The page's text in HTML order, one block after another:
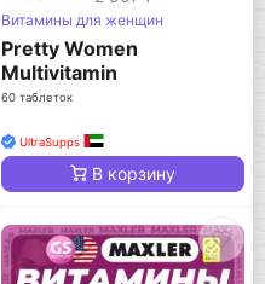
Витамины для женщин
Pretty Women
Multivitamin
60 таблеток
UltraSupps
В корзину